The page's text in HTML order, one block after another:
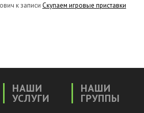
к записи Скупаем игровые приставки
НАШИ
УСЛУГИ
НАШИ
ГРУППЫ